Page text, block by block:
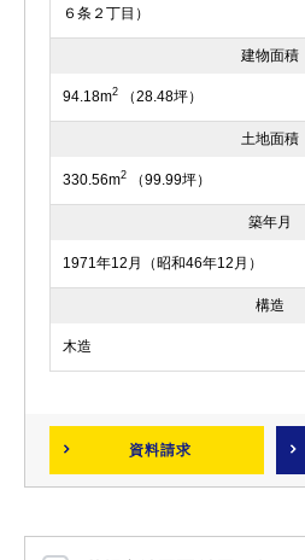
６条２丁目）
建物面積
94.18m2 （28.48坪）
土地面積
330.56m2 （99.99坪）
築年月
1971年12月（昭和46年12月）
構造
木造
資料請求